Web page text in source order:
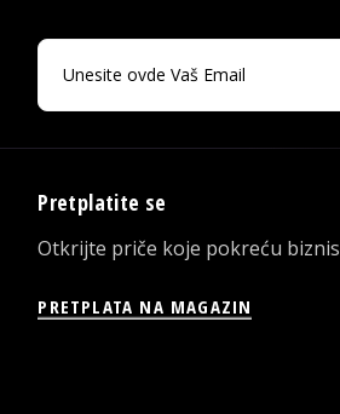
Pretplatite se
Otkrijte priče koje pokreću biznis
PRETPLATA NA MAGAZIN